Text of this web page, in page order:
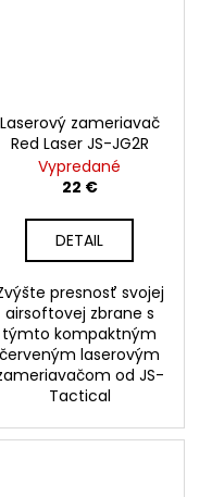
Laserový zameriavač
Red Laser JS-JG2R
Vypredané
22 €
DETAIL
presnosť svojej
airsoftovej zbrane s
týmto kompaktným
červeným laserovým
od JS-
Tactical